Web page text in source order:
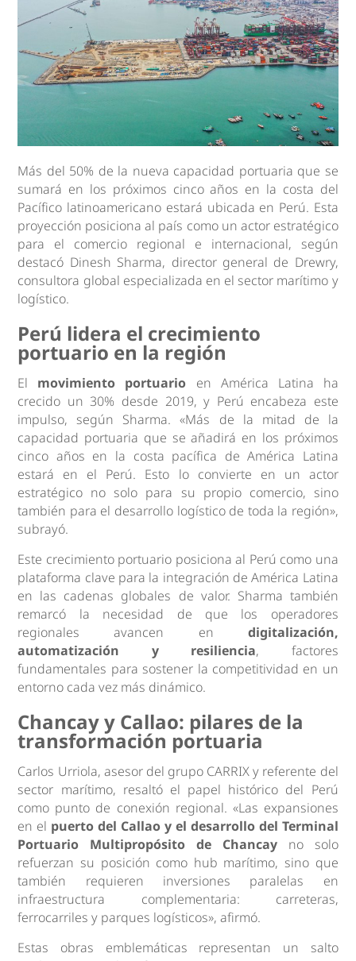
Más del 50% de la nueva capacidad portuaria que se
sumará en los próximos cinco años en la costa del
Pacífico latinoamericano estará ubicada en Perú. Esta
proyección posiciona al país como un actor estratégico
para el comercio regional e internacional, según
destacó Dinesh Sharma, director general de Drewry,
consultora global especializada en el sector marítimo y
logístico.
Perú lidera el crecimiento
portuario en la región
El movimiento portuario en América Latina ha
crecido un 30% desde 2019, y Perú encabeza este
impulso, según Sharma. «Más de la mitad de la
capacidad portuaria que se añadirá en los próximos
cinco años en la costa pacífica de América Latina
estará en el Perú. Esto lo convierte en un actor
estratégico no solo para su propio comercio, sino
también para el desarrollo logístico de toda la región»,
subrayó.
Este crecimiento portuario posiciona al Perú como una
plataforma clave para la integración de América Latina
en las cadenas globales de valor. Sharma también
remarcó la necesidad de que los operadores
regionales avancen en digitalización,
automatización y resiliencia, factores
fundamentales para sostener la competitividad en un
entorno cada vez más dinámico.
Chancay y Callao: pilares de la
transformación portuaria
Carlos Urriola, asesor del grupo CARRIX y referente del
sector marítimo, resaltó el papel histórico del Perú
como punto de conexión regional. «Las expansiones
en el puerto del Callao y el desarrollo del Terminal
Portuario Multipropósito de Chancay no solo
refuerzan su posición como hub marítimo, sino que
también requieren inversiones paralelas en
infraestructura complementaria: carreteras,
ferrocarriles y parques logísticos», afirmó.
Estas obras emblemáticas representan un salto